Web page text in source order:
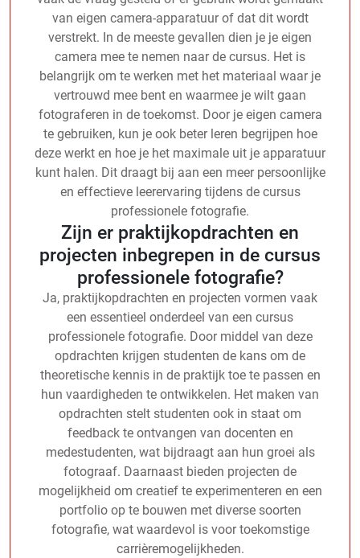
van eigen camera-apparatuur of dat dit wordt
verstrekt. In de meeste gevallen dien je je eigen
camera mee te nemen naar de cursus. Het is
belangrijk om te werken met het materiaal waar je
vertrouwd mee bent en waarmee je wilt gaan
fotograferen in de toekomst. Door je eigen camera
te gebruiken, kun je ook beter leren begrijpen hoe
deze werkt en hoe je het maximale uit je apparatuur
kunt halen. Dit draagt bij aan een meer persoonlijke
en effectieve leerervaring tijdens de cursus
professionele fotografie.
Zijn er praktijkopdrachten en
projecten inbegrepen in de cursus
professionele fotografie?
Ja, praktijkopdrachten en projecten vormen vaak
een essentieel onderdeel van een cursus
professionele fotografie. Door middel van deze
opdrachten krijgen studenten de kans om de
theoretische kennis in de praktijk toe te passen en
hun vaardigheden te ontwikkelen. Het maken van
opdrachten stelt studenten ook in staat om
feedback te ontvangen van docenten en
medestudenten, wat bijdraagt aan hun groei als
fotograaf. Daarnaast bieden projecten de
mogelijkheid om creatief te experimenteren en een
portfolio op te bouwen met diverse soorten
fotografie, wat waardevol is voor toekomstige
carrièremogelijkheden.